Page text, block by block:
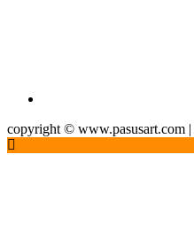
copyright © www.pasusart.com |